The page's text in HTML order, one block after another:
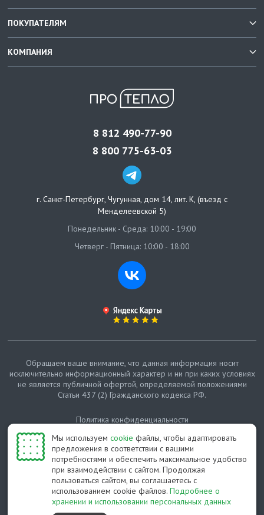
Мы используем cookie файлы, чтобы адаптировать
предложения в соответствии с вашими
потребностями и обеспечить максимальное удобство
при взаимодействии с сайтом. Продолжая
пользоваться сайтом, вы соглашаетесь с
использованием cookie файлов. Подробнее о
хранении и использовании персональных данных
ПОКУПАТЕЛЯМ
КОМПАНИЯ
8 812 490-77-90
8 800 775-63-03
г. Санкт-Петербург, Чугунная, дом 14, лит. К, (въезд с
Менделеевской 5)
Понедельник - Среда: 10:00 - 19:00
Четверг - Пятница: 10:00 - 18:00
© Протепло-СПб, 2011-2026
Обращаем ваше внимание, что данная информация носит
исключительно информационный характер и ни при каких условиях
не является публичной офертой, определяемой положениями
Статьи 437 (2) Гражданского кодекса РФ.
Политика конфиденциальности
Карта сайта
Разработано студией Feel Good St